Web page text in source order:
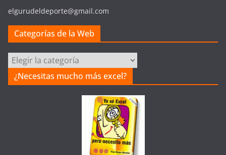
elgurudeldeporte@gmail.com
Categorías de la Web
Categorías
de
la
¿Necesitas mucho más excel?